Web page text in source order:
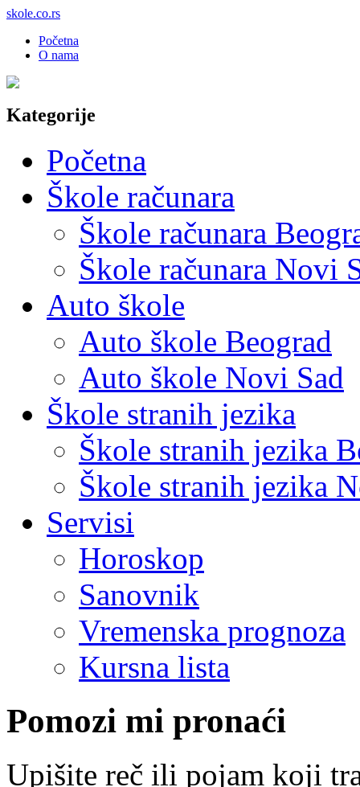
skole.co.rs
Početna
O nama
Kategorije
Početna
Škole računara
Škole računara
Škole računara Novi
Auto škole
Auto škole Beograd
Auto škole Novi Sad
Škole stranih jezika
Škole stranih jezika
Škole stranih jezika
Servisi
Horoskop
Sanovnik
Vremenska prognoza
Kursna lista
Pomozi mi pronaći
Upišite reč ili pojam koji